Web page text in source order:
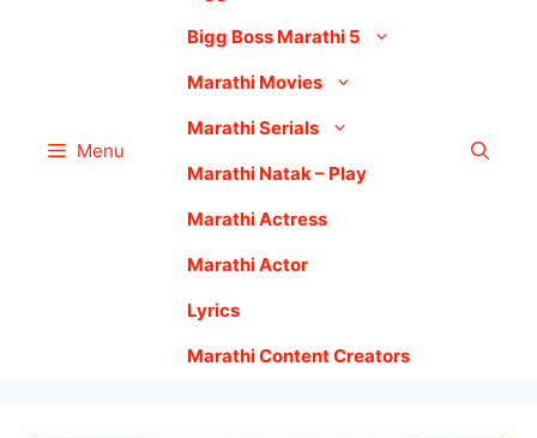
Menu
Bigg Boss Marathi 5
Marathi Movies
Marathi Serials
Marathi Natak – Play
Marathi Actress
Marathi Actor
Lyrics
Marathi Content Creators